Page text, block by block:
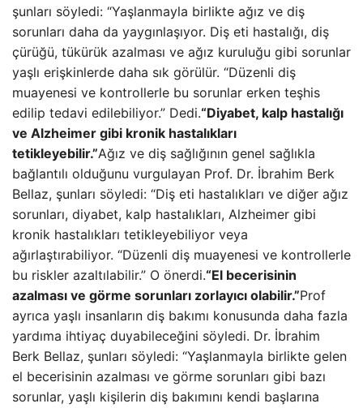
şunları söyledi: “Yaşlanmayla birlikte ağız ve diş
sorunları daha da yaygınlaşıyor. Diş eti hastalığı, diş
çürüğü, tükürük azalması ve ağız kuruluğu gibi sorunlar
yaşlı erişkinlerde daha sık görülür. “Düzenli diş
muayenesi ve kontrollerle bu sorunlar erken teşhis
edilip tedavi edilebiliyor.” Dedi.“Diyabet, kalp hastalığı
ve Alzheimer gibi kronik hastalıkları
tetikleyebilir.”Ağız ve diş sağlığının genel sağlıkla
bağlantılı olduğunu vurgulayan Prof. Dr. İbrahim Berk
Bellaz, şunları söyledi: “Diş eti hastalıkları ve diğer ağız
sorunları, diyabet, kalp hastalıkları, Alzheimer gibi
kronik hastalıkları tetikleyebiliyor veya
ağırlaştırabiliyor. “Düzenli diş muayenesi ve kontrollerle
bu riskler azaltılabilir.” O önerdi.“El becerisinin
azalması ve görme sorunları zorlayıcı olabilir.”Prof
ayrıca yaşlı insanların diş bakımı konusunda daha fazla
yardıma ihtiyaç duyabileceğini söyledi. Dr. İbrahim
Berk Bellaz, şunları söyledi: “Yaşlanmayla birlikte gelen
el becerisinin azalması ve görme sorunları gibi bazı
sorunlar, yaşlı kişilerin diş bakımını kendi başlarına